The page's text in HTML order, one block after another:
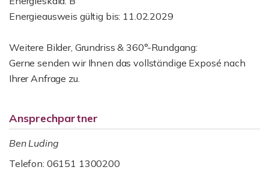
Energieausweis gültig bis: 11.02.2029
Weitere Bilder, Grundriss & 360°-Rundgang:
Gerne senden wir Ihnen das vollständige Exposé nach
Ihrer Anfrage zu.
Ansprechpartner
Ben Luding
Telefon: 06151 1300200